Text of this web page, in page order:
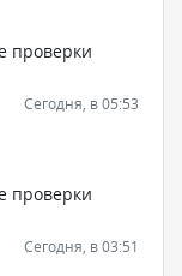
проверки
Сегодня, в 05:53
проверки
Сегодня, в 03:51